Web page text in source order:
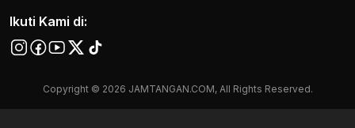
Ikuti Kami di:
Copyright © 2026 JAMTANGAN.COM, All Rights Reserved.